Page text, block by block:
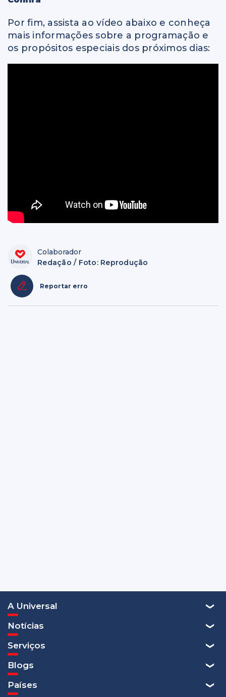
Por fim, assista ao vídeo abaixo e conheça
mais informações sobre a programação e
os propósitos especiais dos próximos dias:
Colaborador
Redação / Foto: Reprodução
Reportar erro
A Universal
Notícias
Serviços
Blogs
Países